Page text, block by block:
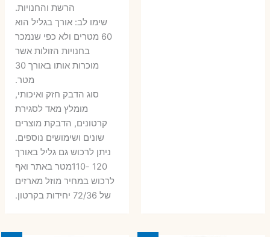
הרשת והחנויות.
שימו לב: אורך בגליל הוא
60 מטרים ולא כפי שנמכר
בחנויות הזולות אשר
מוכרות אותו באורך 30
מטר.
סוג הדבק חזק ואיכותי,
מומלץ מאד לסגירת
קרטונים, הדבקת מוצרים
שונים ושימושים נוספים.
ניתן לרכוש גם גליל באורך
120 -110מטר באתר ואף
לרכוש במחיר מוזל מארזים
של 72/36 יחידות בקרטון.